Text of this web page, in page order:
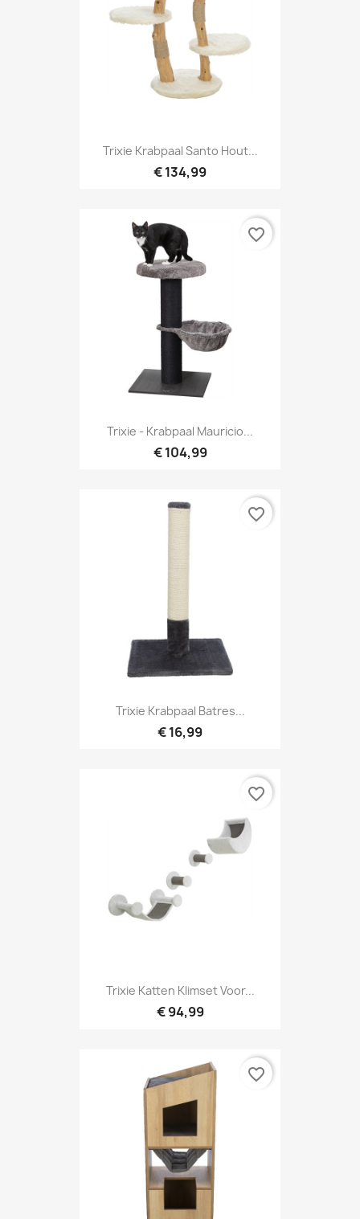
Trixie Krabpaal Santo Hout...
€ 134,99
Trixie - Krabpaal Mauricio...
€ 104,99
favorite_border
Trixie Krabpaal Batres...
€ 16,99
favorite_border
Trixie Katten Klimset Voor...
€ 94,99
favorite_border
favorite_border